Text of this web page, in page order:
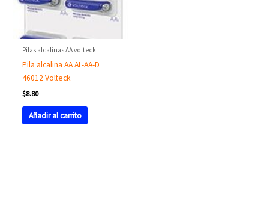
Pilas alcalinas AA volteck
Pila alcalina AA AL-AA-D
46012 Volteck
$8.80
Añadir al carrito